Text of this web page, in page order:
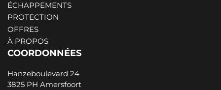
ÉCHAPPEMENTS
PROTECTION
OFFRES
À PROPOS
COORDONNÉES
Hanzeboulevard 24
3825 PH Amersfoort